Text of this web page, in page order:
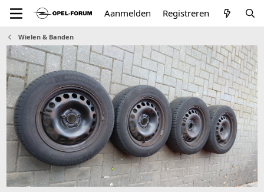
Aanmelden Registreren
Wielen & Banden